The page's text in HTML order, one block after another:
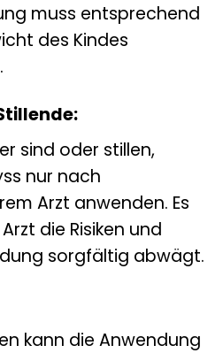
muss entsprechend
des Kindes
sind oder stillen,
nur nach
Arzt anwenden. Es
die Risiken und
sorgfältig abwägt.
kann die Anwendung